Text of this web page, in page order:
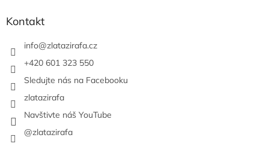
Kontakt
info@zlatazirafa.cz
+420 601 323 550
Sledujte nás na Facebooku
zlatazirafa
Navštivte náš YouTube
@zlatazirafa